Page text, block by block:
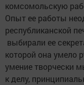
комсомольскую
Опыт ее работы
республиканской
выбирали ее
которой она умело
умение творчески
к делу,